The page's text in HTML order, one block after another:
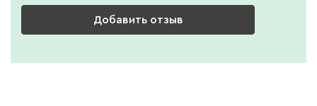
Добавить отзыв